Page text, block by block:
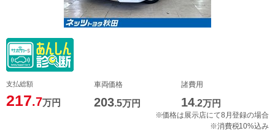
支払総額
217.7万円
車両価格
203.5万円
諸費用
14.2万円
※価格は展示店にて8月登録の場合
※消費税10%込み